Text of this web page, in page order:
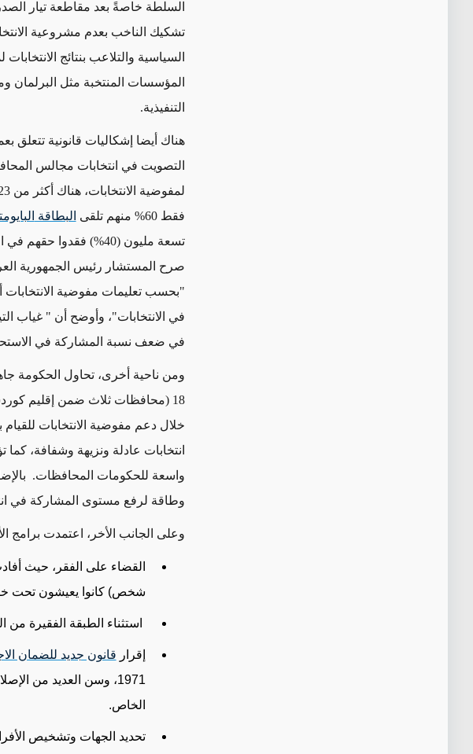
السلطة خاصةً بعد مقاطعة تيار
تشكيك الناخب بعدم مشروعية
السياسية والتلاعب بنتائج
المؤسسات المنتخبة مثل
التنفيذية.
هناك أيضا إشكاليات قانونية
فقط 60% منهم تلقى
البطاقة
تسعة مليون (40%)
صرح المستشار رئيس الجمهورية
"بحسب تعليمات مفوضية الانتخابات
في الانتخابات"، وأوضح أن " غياب
في ضعف نسبة المشاركة في
ومن ناحية أخرى، تحاول الحكومة
18 (محافظات ثلاث ضمن إقليم كوردستان غير مشمولة بالانتخابات)،
خلال دعم مفوضية الانتخابات للقيام
انتخابات عادلة ونزيهة وشفافة،
واسعة للحكومات المحافظات.
وطاقة لرفع مستوى المشاركة في
وعلى الجانب الأخر، اعتمدت برامج
القضاء على الفقر، حيث
شخص) كانوا يعيشون تحت خط
استثناء الطبقة الفقيرة من
إقرار قانون جديد للضمان
1971، وسن العديد من
الخاص.
تحديد الجهات وتشخيص